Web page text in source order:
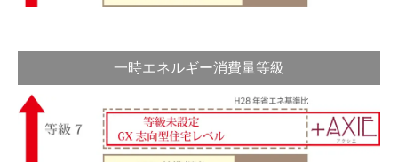
一時エネルギー消費量等級